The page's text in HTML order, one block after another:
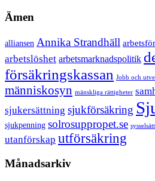
Ämen
alliansen Annika Strandhäll
arbetslöshet arbetsmarknadspolitik
försäkringskassan Jobb och
människosyn mänskliga rättigheter
sjukersättning sjukförsäkring
sjukpenning solrosuppropet.se
utanförskap utförsäkring
Månadsarkiv